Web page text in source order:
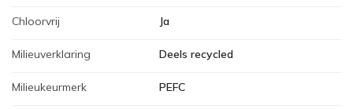
Chloorvrij Ja
Milieuverklaring Deels recycled
Milieukeurmerk PEFC